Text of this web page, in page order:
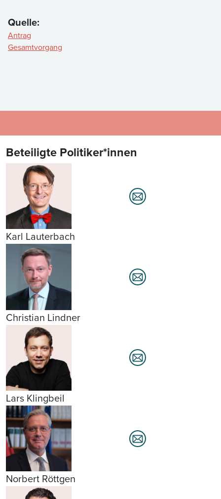
Quelle:
Antrag
Gesamtvorgang
Beteiligte Politiker*innen
Karl Lauterbach
Christian Lindner
Lars Klingbeil
Norbert Röttgen